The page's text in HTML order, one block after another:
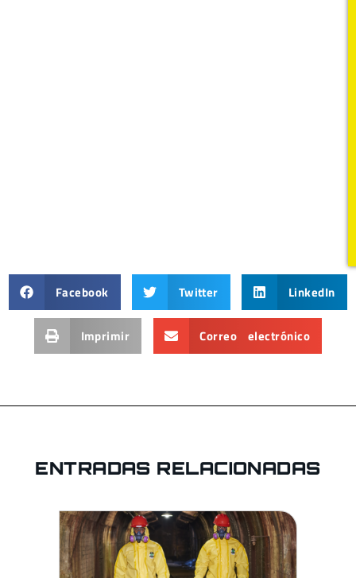
Facebook Twitter LinkedIn
Imprimir Correo electrónico
ENTRADAS RELACIONADAS